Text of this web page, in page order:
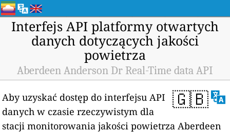
Interfejs API platformy otwartych
danych dotyczących jakości
powietrza
Aberdeen Anderson Dr Real-Time data API
🇬🇧
Aby uzyskać dostęp do interfejsu API
danych w czasie rzeczywistym dla
stacji monitorowania jakości powietrza Aberdeen